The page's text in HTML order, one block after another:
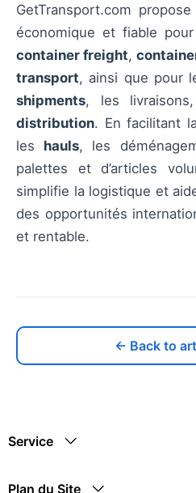
GetTransport.com
économique et fiable
container freight,
transport, ainsi que pour
shipments, les
distribution. En facilitant
les hauls, les
palettes et d’articles
simplifie la logistique et
des opportunités
et rentable.
← Back to
Service
Plan du Site